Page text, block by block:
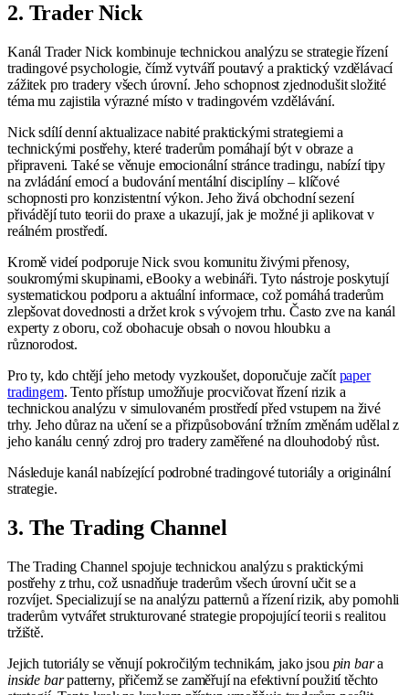
2. Trader Nick
Kanál Trader Nick kombinuje technickou analýzu se strategie řízení
tradingové psychologie, čímž vytváří poutavý a praktický vzdělávací
zážitek pro tradery všech úrovní. Jeho schopnost zjednodušit složité
téma mu zajistila výrazné místo v tradingovém vzdělávání.
Nick sdílí denní aktualizace nabité praktickými strategiemi a
technickými postřehy, které traderům pomáhají být v obraze a
připraveni. Také se věnuje emocionální stránce tradingu, nabízí tipy
na zvládání emocí a budování mentální disciplíny – klíčové
schopnosti pro konzistentní výkon. Jeho živá obchodní sezení
přivádějí tuto teorii do praxe a ukazují, jak je možné ji aplikovat v
reálném prostředí.
Kromě videí podporuje Nick svou komunitu živými přenosy,
soukromými skupinami, eBooky a webináři. Tyto nástroje poskytují
systematickou podporu a aktuální informace, což pomáhá traderům
zlepšovat dovednosti a držet krok s vývojem trhu. Často zve na kanál
experty z oboru, což obohacuje obsah o novou hloubku a
různorodost.
Pro ty, kdo chtějí jeho metody vyzkoušet, doporučuje začít paper
tradingem. Tento přístup umožňuje procvičovat řízení rizik a
technickou analýzu v simulovaném prostředí před vstupem na živé
trhy. Jeho důraz na učení se a přizpůsobování tržním změnám udělal z
jeho kanálu cenný zdroj pro tradery zaměřené na dlouhodobý růst.
Následuje kanál nabízející podrobné tradingové tutoriály a originální
strategie.
3. The Trading Channel
The Trading Channel spojuje technickou analýzu s praktickými
postřehy z trhu, což usnadňuje traderům všech úrovní učit se a
rozvíjet. Specializují se na analýzu patternů a řízení rizik, aby pomohli
traderům vytvářet strukturované strategie propojující teorii s realitou
tržiště.
Jejich tutoriály se věnují pokročilým technikám, jako jsou pin bara
inside barpatterny, přičemž se zaměřují na efektivní použití těchto